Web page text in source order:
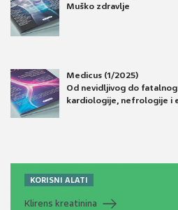
Muško zdravlje
Medicus (1/2025)
Od nevidljivog do
kardiologije, nefrologije i
KORISNI ALATI
Klirens kreatinina